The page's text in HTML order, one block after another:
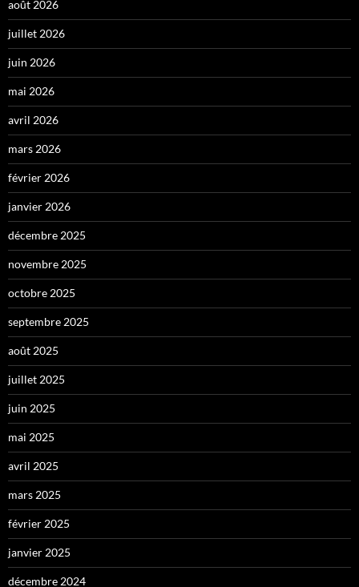
août 2026
juillet 2026
juin 2026
mai 2026
avril 2026
mars 2026
février 2026
janvier 2026
décembre 2025
novembre 2025
octobre 2025
septembre 2025
août 2025
juillet 2025
juin 2025
mai 2025
avril 2025
mars 2025
février 2025
janvier 2025
décembre 2024